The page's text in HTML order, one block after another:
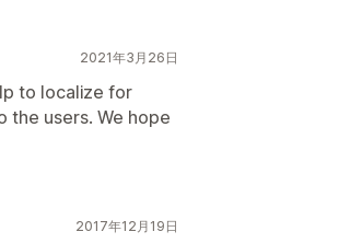
2021年3月26日
to localize for
the users. We hope
2017年12月19日